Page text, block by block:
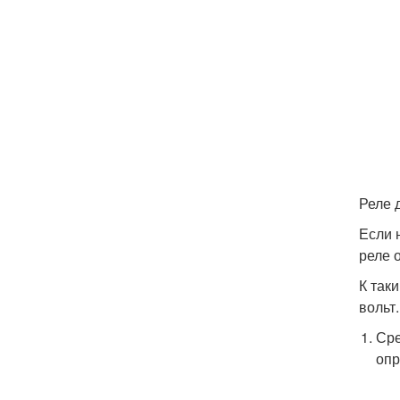
Реле
Если
реле
К